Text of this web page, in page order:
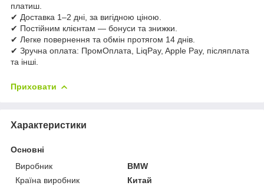
платиш.
✔ Доставка 1–2 дні, за вигідною ціною.
✔ Постійним клієнтам — бонуси та знижки.
✔ Легке повернення та обмін протягом 14 днів.
✔ Зручна оплата: ПромОплата, LiqPay, Apple Pay, післяплата
та інші.
Приховати
Характеристики
Основні
Виробник
BMW
Країна виробник
Китай